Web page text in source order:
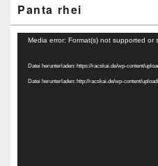
Panta rhei
Video-
Media error: Format(s) not supported or
Datei herunterladen: https://racskai.de/wp-content/
Datei herunterladen: http://racskai.de/wp-content/